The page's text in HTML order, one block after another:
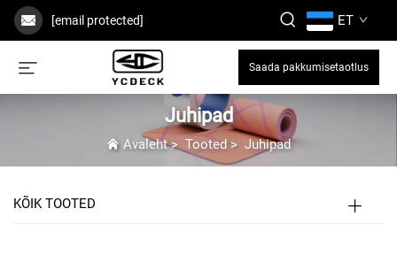
[email protected] ET
Saada pakkumisetaotlus
Juhipad
Avaleht> Tooted> Juhipad
KÕIK TOOTED